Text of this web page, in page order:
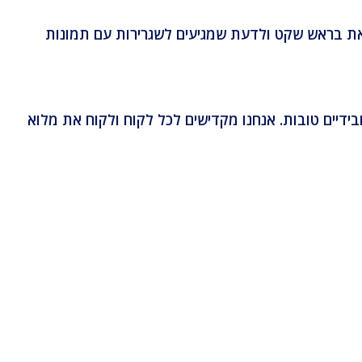
אצלנו יכולים לצאת בראש שקט ולדעת שמגיעים לשגרירות עם תמונות
טובות. אנחנו מקדישים לכל לקוח ולקוח את מלוא